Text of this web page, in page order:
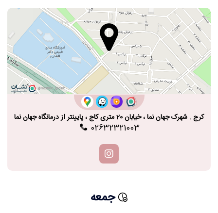
کرج . شهرک جهان نما ، خیابان 20 متری کاج ، پایینتر از درمانگاه جهان نما
02632321003
جمعه